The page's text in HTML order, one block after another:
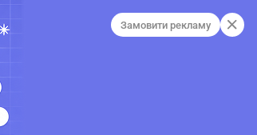
Замовити рекламу